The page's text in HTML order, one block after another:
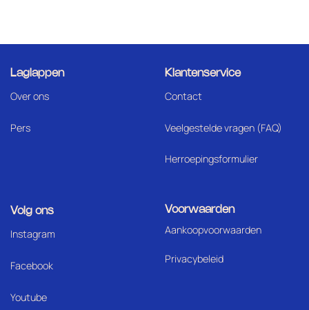
Laglappen
Over ons
Pers
Klantenservice
Contact
Veelgestelde vragen (FAQ)
Herroepingsformulier
Volg ons
Instagram
Facebook
Youtube
Voorwaarden
Aankoopvoorwaarden
Privacybeleid